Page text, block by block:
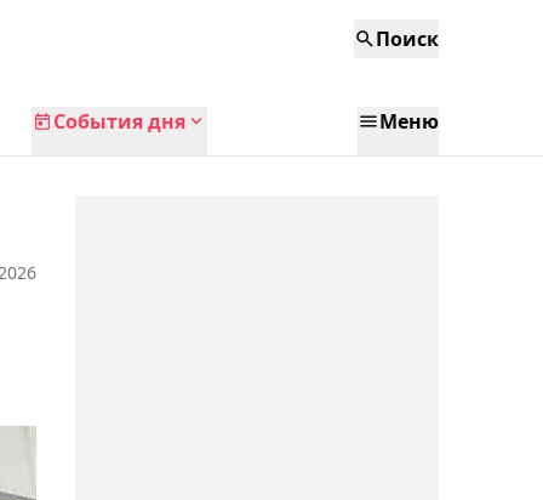
Поиск
События дня Меню